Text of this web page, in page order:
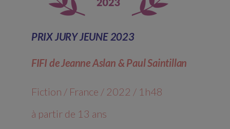
PRIX JURY JEUNE 2023
FIFI de Jeanne Aslan & Paul Saintillan
Fiction / France / 2022 / 1h48
à partir de 13 ans